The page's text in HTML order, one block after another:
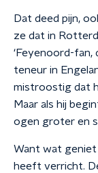
Dat deed pijn,
ze dat in
‘Feyenoord-fan,
teneur in
mistroostig dat
Maar als hij
ogen groter en
Want wat
heeft verricht.